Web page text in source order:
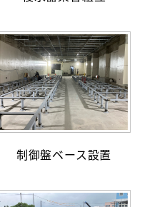
制御盤ベース設置